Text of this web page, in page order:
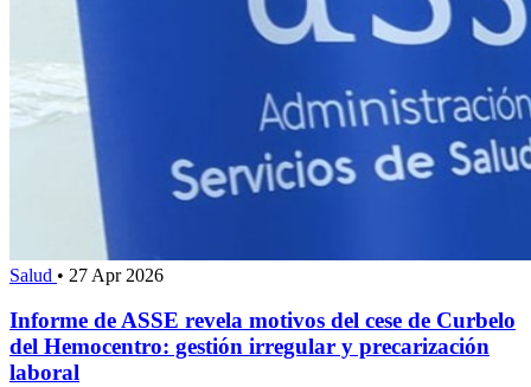
Salud • 27 Apr 2026
Informe de ASSE revela motivos del cese de Curbelo
del Hemocentro: gestión irregular y precarización
laboral